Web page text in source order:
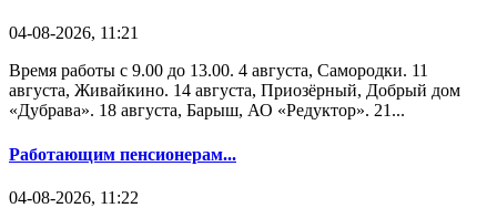
04-08-2026, 11:21
Время работы с 9.00 до 13.00. 4 августа, Самородки. 11
августа, Живайкино. 14 августа, Приозёрный, Добрый дом
«Дубрава». 18 августа, Барыш, АО «Редуктор». 21...
Работающим пенсионерам...
04-08-2026, 11:22